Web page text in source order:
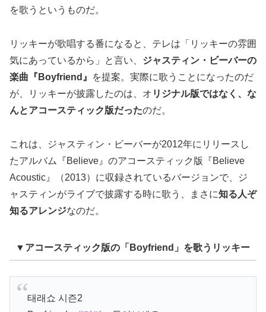
を歌うというものだ。
リッキーが歌唱する番になると、テレは「リッキーの雰囲
気にあっているから」と言い、 ジャスティン・ビーバーの
楽曲『Boyfriend』
を提案。実際に歌うことになったのだ
が、リッキーが披露したのは、オ リジナル版ではなく、な
んとアコースティック版だったのだ。
これは、ジャスティン・ビーバーが2012年にリリースし
たアルバム『Believe』のアコースティック版『Believe
Acoustic』（2013）に収録されているバージョンで、ジ
ャスティンがライブで披露する時に歌う、まさに知る人ぞ
知るアレンジなのだ。
▼アコースティック版の「Boyfriend」を歌うリッキー
태래쇼 시즌2